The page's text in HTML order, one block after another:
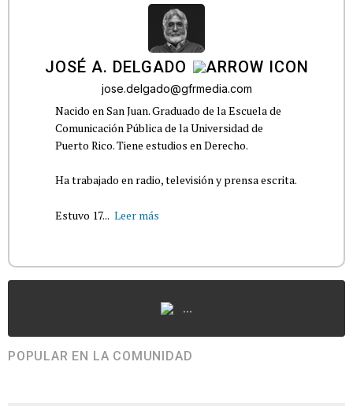
JOSÉ A. DELGADO
jose.delgado@gfrmedia.com
Nacido en San Juan. Graduado de la Escuela de
Comunicación Pública de la Universidad de
Puerto Rico. Tiene estudios en Derecho.
Ha trabajado en radio, televisión y prensa escrita.
Estuvo 17... Leer más
...
POPULAR EN LA COMUNIDAD